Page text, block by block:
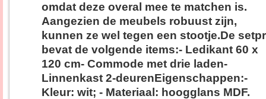
omdat deze overal mee te matchen is.
Aangezien de meubels robuust zijn,
kunnen ze wel tegen een stootje.De
bevat de volgende items:- Ledikant 60 x
120 cm- Commode met drie laden-
Linnenkast 2-deurenEigenschappen:-
Kleur: wit; - Materiaal: hoogglans MDF.